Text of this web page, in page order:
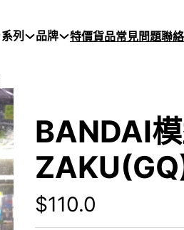
系列 品牌 特價貨品常見問題聯
BANDAI
$110.0